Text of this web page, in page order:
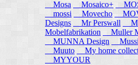
Mosa
Mosaico+
mossi
Movecho
Designs
Mr Perswall
Mobelfabrikation
Muller
MUNNA Design
Muuto My home
MYYOUR